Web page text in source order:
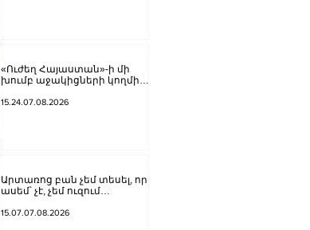
«Ուժեղ Հայաստան»-ի մի
խումբ աջակիցների կողմից
խոչընդոտելու վերաբերյալ
15.24.07.08.2026
Արտառոց բան չեմ տեսել, որ
ասեմ՝ չէ, չեմ ուզում
եմ Կարապետյանը կամ
15.07.07.08.2026